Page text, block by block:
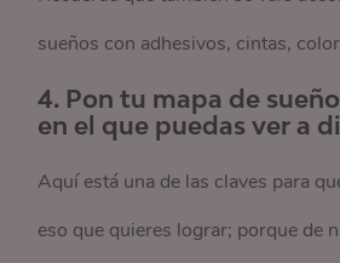
sueños con adhesivos, cintas,
4. Pon tu mapa de
en el que puedas ver a
Aquí está una de las claves para
eso que quieres lograr; porque de